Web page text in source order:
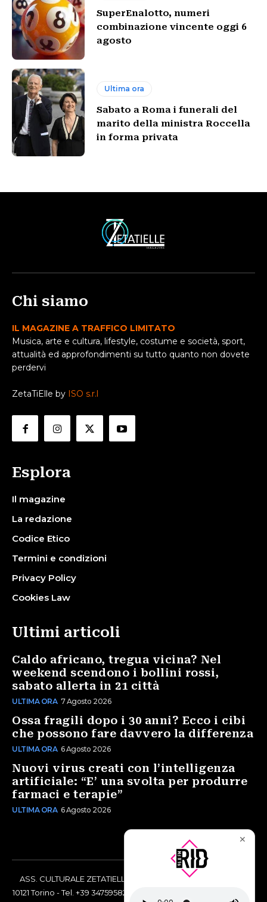
SuperEnalotto, numeri
combinazione vincente oggi 6
agosto
Ultima ora
Sabato a Roma i funerali del
marito della ministra Roccella
in forma privata
Chi siamo
IL MAGAZINE A TRAFFICO LIMITATO
Musica, arte e cultura, lifestyle, costume e società, sport,
attualità ed approfondimenti su tutto quanto non dovete
perdervi
ZetaTiElle by ISO s.r.l
Esplora
Il magazine
La redazione
Codice Etico
Termini e condizioni
Privacy Policy
Cookies Law
Ultimi articoli
Caldo africano, tregua vicina? Nel
weekend scendono i bollini rossi,
sabato allerta in 21 città
ULTIMA ORA 7 Agosto 2026
Ossa fragili dopo i 30 anni? Ecco i cibi
che possono fare davvero la differenza
ULTIMA ORA 6 Agosto 2026
Nuovi virus creati con l’intelligenza
artificiale: “E’ una svolta per produrre
farmaci e terapie”
ULTIMA ORA 6 Agosto 2026
ASS. CULTURALE ZETATIELLE OFF via Vittorio Amedeo II, 21 -
10121 Torino - Tel. +39 3475958238 - Codice Fiscale 97883690014
✕